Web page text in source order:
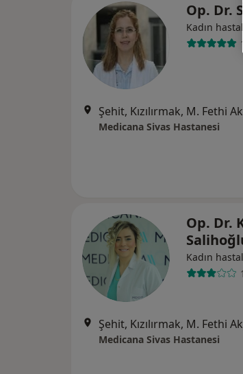
Op. Dr.
Kadın
Medicana Sivas Hastanesi
Op. Dr.
Kadın
Medicana Sivas Hastanesi